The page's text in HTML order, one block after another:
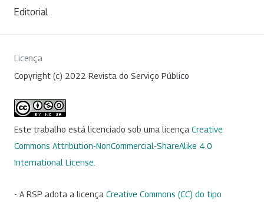
Editorial
Licença
Copyright (c) 2022 Revista do Serviço Público
Este trabalho está licenciado sob uma licença Creative
Commons Attribution-NonCommercial-ShareAlike 4.0
International License
- A RSP adota a licença Creative Commons (CC) do tipo